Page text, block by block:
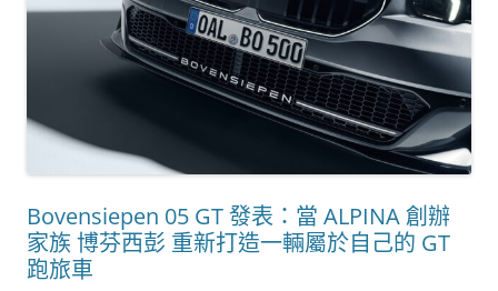
Bovensiepen 05 GT 發表：當 ALPINA 創辦
家族 博芬西彭 重新打造一輛屬於自己的 GT
跑旅車